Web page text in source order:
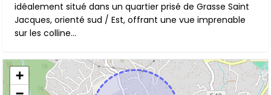
idéalement situé dans un quartier prisé de Grasse Saint
Jacques, orienté sud / Est, offrant une vue imprenable
sur les colline...
+